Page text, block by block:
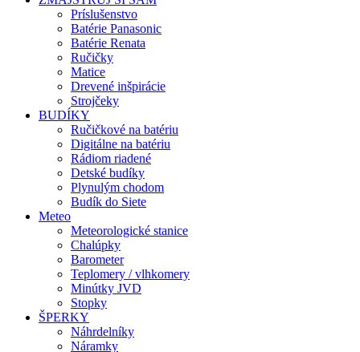
Príslušenstvo
Batérie Panasonic
Batérie Renata
Ručičky
Matice
Drevené inšpirácie
Strojčeky
BUDÍKY
Ručičkové na batériu
Digitálne na batériu
Rádiom riadené
Detské budíky
Plynulým chodom
Budík do Siete
Meteo
Meteorologické stanice
Chalúpky
Barometer
Teplomery / vlhkomery
Minútky JVD
Stopky
ŠPERKY
Náhrdelníky
Náramky